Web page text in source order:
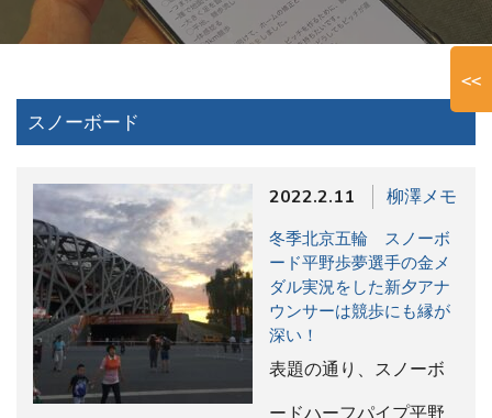
スノーボード
2022.2.11 柳澤メモ
冬季北京五輪 スノーボ
ード平野歩夢選手の金メ
ダル実況をした新夕アナ
ウンサーは競歩にも縁が
深い！
表題の通り、スノーボ
<<